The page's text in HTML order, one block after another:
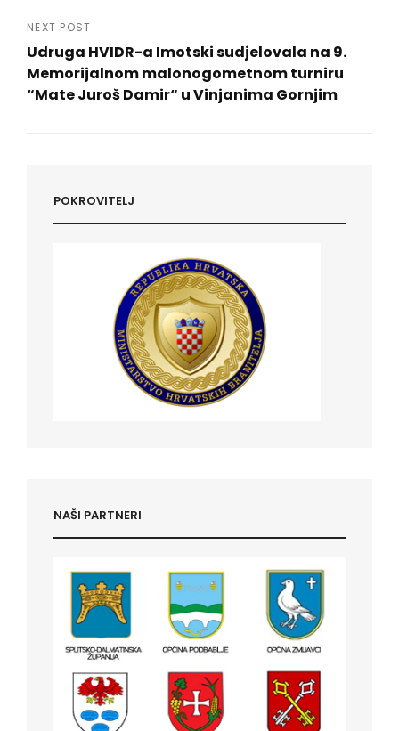
Post
NEXT POST
Udruga HVIDR-a Imotski sudjelovala na 9.
Memorijalnom malonogometnom turniru
“Mate Juroš Damir“ u Vinjanima Gornjim
POKROVITELJ
NAŠI PARTNERI